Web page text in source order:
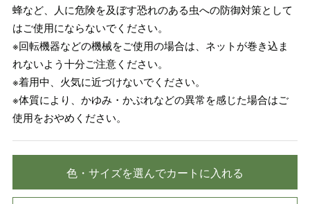
蜂など、人に危険を及ぼす恐れのある虫への防御対策として
はご使用にならないでください。
※回転機器などの機械をご使用の場合は、ネットが巻き込ま
れないよう十分ご注意ください。
※着用中、火気に近づけないでください。
※体質により、かゆみ・かぶれなどの異常を感じた場合はご
使用をおやめください。
色・サイズを選んでカートに入れる